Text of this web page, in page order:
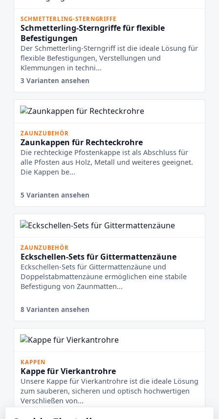
SCHMETTERLING-STERNGRIFFE
Schmetterling-Sterngriffe für flexible
Befestigungen
Der Schmetterling-Sterngriff ist die ideale Lösung für
flexible Befestigungen, Verstellungen und
Klemmungen in techni...
3 Varianten ansehen
ZAUNZUBEHÖR
Zaunkappen für Rechteckrohre
Die rechteckige Pfostenkappe ist als Abschluss für
alle Pfosten aus Holz, Metall und weiteres geeignet.
Die Kappen be...
5 Varianten ansehen
ZAUNZUBEHÖR
Eckschellen-Sets für Gittermattenzäune
Eckschellen-Sets für Gittermattenzäune und
Doppelstabmattenzäune ermöglichen eine stabile
Befestigung von Zaunmatten...
8 Varianten ansehen
KAPPEN
Kappe für Vierkantrohre
Unsere Kappe für Vierkantrohre ist die ideale Lösung
zum sauberen, sicheren und optisch hochwertigen
Verschließen von...